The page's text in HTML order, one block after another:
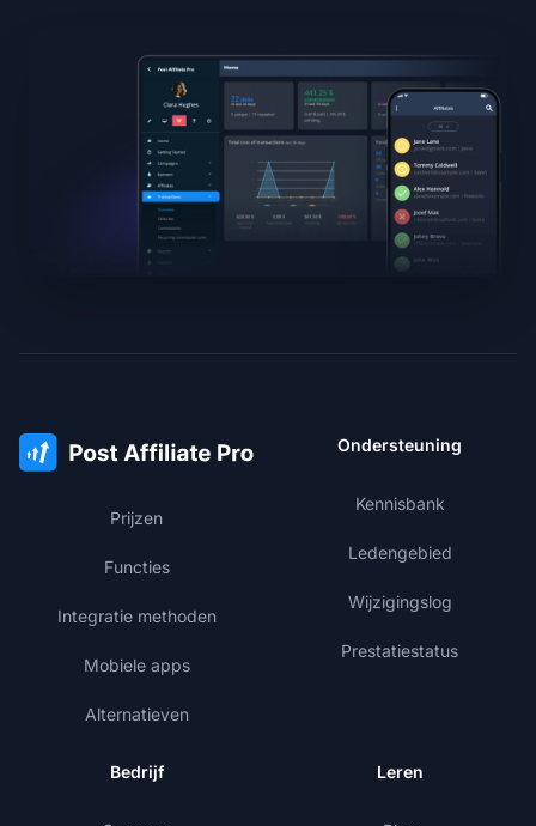
Prijzen
Functies
Integratie methoden
Mobiele apps
Alternatieven
Ondersteuning
Kennisbank
Ledengebied
Wijzigingslog
Prestatiestatus
Bedrijf Leren